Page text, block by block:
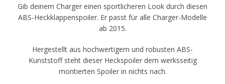
Gib deinem Charger einen sportlicheren Look durch diesen
ABS-Heckklappenspoiler. Er passt für alle Charger-Modelle
ab 2015.
Hergestellt aus hochwertigem und robusten ABS-
Kunststoff steht dieser Heckspoiler dem werksseitig
montierten Spoiler in nichts nach.